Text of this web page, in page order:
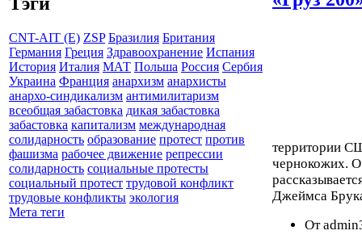
CNT-AIT (E) ZSP Бразилия Британия
Германия Греция Здравоохранение Испания
История Италия МАТ Польша Россия Сербия
Украина Франция анархизм анархисты
анархо-синдикализм антимилитаризм
всеобщая забастовка дикая забастовка
забастовка капитализм международная
солидарность образование протест против
фашизма рабочее движение репрессии
солидарность социальные протесты
социальный протест трудовой конфликт
трудовые конфликты экология
Мета теги
территории
чернокожих.
Джеймса
От